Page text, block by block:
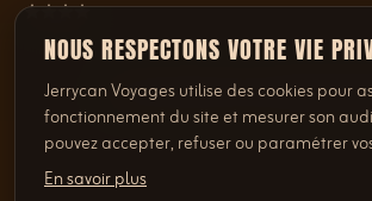
NOUS RESPECTONS VOTRE VIE
Jerrycan Voyages utilise des cookies pour
fonctionnement du site et mesurer son
pouvez accepter, refuser ou paramétrer
En savoir plus
AFFICHER PLUS